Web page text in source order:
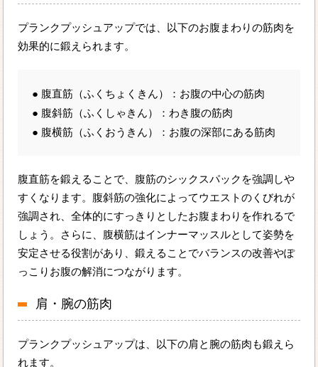
プランクプッシュアップでは、以下のお腹まわりの筋肉を
効果的に鍛えられます。
● 腹直筋（ふくちょくきん）：お腹の中心の筋肉
● 腹斜筋（ふくしゃきん）：わき腹の筋肉
● 腹横筋（ふくおうきん）：お腹の深部にある筋肉
腹直筋を鍛えることで、腹筋のシックスパックを強調しや
すくなります。腹斜筋の強化によってウエストのくびれが
強調され、全体的にすっきりとしたお腹まわりを作れるで
しょう。さらに、腹横筋はインナーマッスルとして姿勢を
安定させる役割があり、鍛えることでバランスの改善やぽ
っこりお腹の解消につながります。
肩・腕の筋肉
プランクプッシュアップは、以下の肩と腕の筋肉も鍛えら
れます。